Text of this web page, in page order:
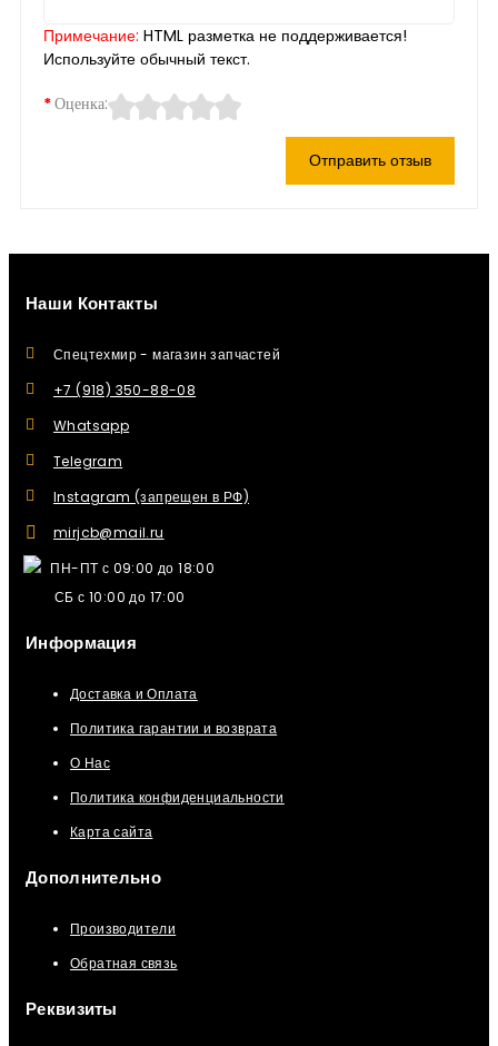
Примечание: HTML разметка не поддерживается!
Используйте обычный текст.
Оценка:
Отправить отзыв
Наши Контакты
Спецтехмир - магазин запчастей
+7 (918) 350-88-08
Whatsapp
Telegram
Instagram (запрещен в РФ)
mirjcb@mail.ru
ПН-ПТ с 09:00 до 18:00
СБ с 10:00 до 17:00
Информация
Доставка и Оплата
Политика гарантии и возврата
О Нас
Политика конфиденциальности
Карта сайта
Дополнительно
Производители
Обратная связь
Реквизиты